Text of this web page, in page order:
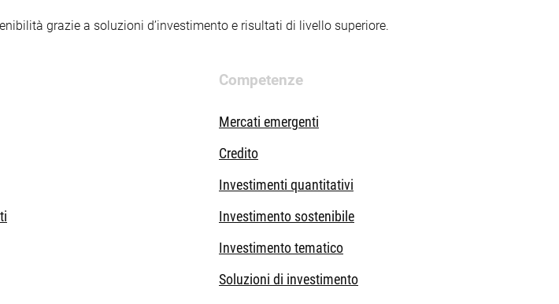
grazie a soluzioni d’investimento e risultati di livello superiore.
Competenze
Mercati emergenti
Credito
Investimenti quantitativi
Investimento sostenibile
Investimento tematico
Soluzioni di investimento